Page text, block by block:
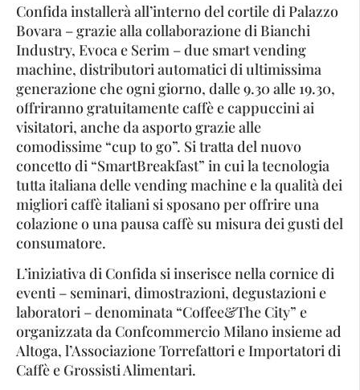
Confida installerà all’interno del cortile di Palazzo
Bovara – grazie alla collaborazione di Bianchi
Industry, Evoca e Serim – due smart vending
machine, distributori automatici di ultimissima
generazione che ogni giorno, dalle 9.30 alle 19.30,
offriranno gratuitamente caffè e cappuccini ai
visitatori, anche da asporto grazie alle
comodissime “cup to go”. Si tratta del nuovo
concetto di “SmartBreakfast” in cui la tecnologia
tutta italiana delle vending machine e la qualità dei
migliori caffè italiani si sposano per offrire una
colazione o una pausa caffè su misura dei gusti del
consumatore.
L’iniziativa di Confida si inserisce nella cornice di
eventi – seminari, dimostrazioni, degustazioni e
laboratori – denominata “Coffee&The City” e
organizzata da Confcommercio Milano insieme ad
Altoga, l’Associazione Torrefattori e Importatori di
Caffè e Grossisti Alimentari.